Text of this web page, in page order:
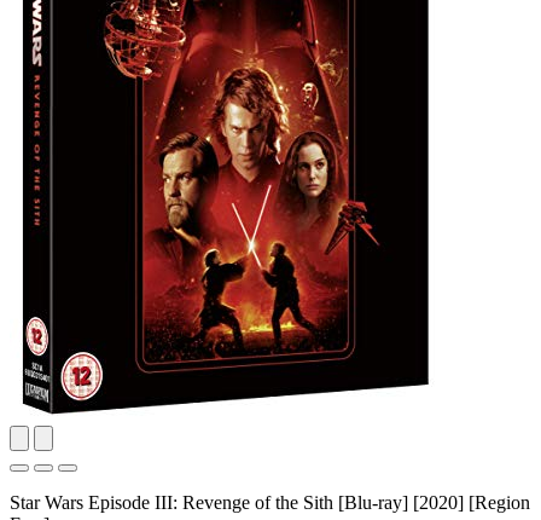
Star Wars Episode III: Revenge of the Sith [Blu-ray] [2020] [Region